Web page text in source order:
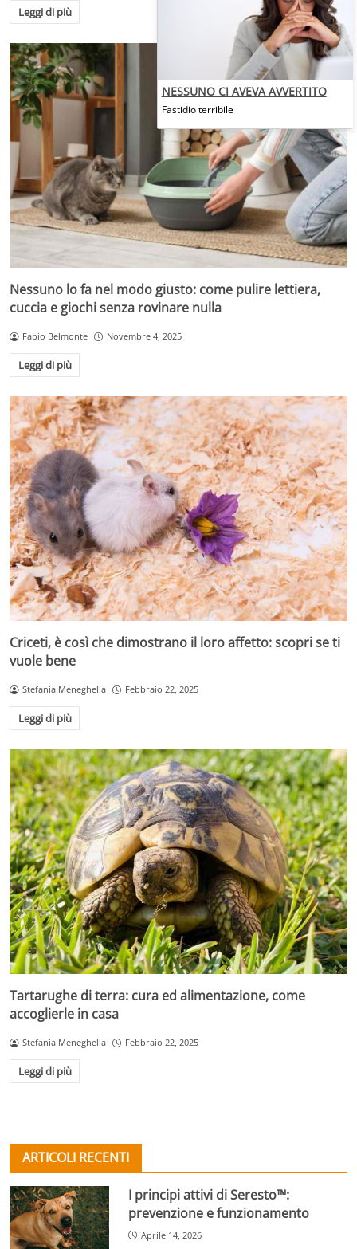
Leggi di più
Nessuno lo fa nel modo giusto: come pulire lettiera,
cuccia e giochi senza rovinare nulla
Fabio Belmonte Novembre 4, 2025
Leggi di più
Criceti, è così che dimostrano il loro affetto: scopri se ti
vuole bene
Stefania Meneghella Febbraio 22, 2025
Leggi di più
Tartarughe di terra: cura ed alimentazione, come
accoglierle in casa
Stefania Meneghella Febbraio 22, 2025
Leggi di più
ARTICOLI RECENTI
I principi attivi di Seresto™:
prevenzione e funzionamento
Aprile 14, 2026
NESSUNO CI AVEVA AVVERTITO
Fastidio terribile